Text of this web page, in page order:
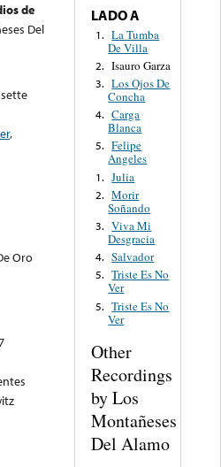
de
Del
,
Oro
LADO A
1. La Tumba
De Villa
2. Isauro Garza
3. Los Ojos De
Concha
4. Carga
Blanca
5. Felipe
Angeles
1. Julia
2. Morir
Soñando
3. Viva Mi
Desgracia
4. Salvador
5. Triste Es No
Ver
5. Triste Es No
Ver
Other
Recordings
by Los
Montañeses
Del Alamo